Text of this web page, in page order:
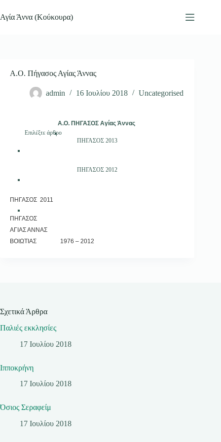
στο
περιεχόμενο
Αγία Άννα (Κούκουρα)
Α.Ο. Πήγασος Αγίας Άννας
admin 16 Ιουλίου 2018 Uncategorised
A.O. ΠΗΓΑΣΟΣ Αγίας Άννας
Επιλέξτε άρθρο
ΠΗΓΑΣΟΣ 2013
ΠΗΓΑΣΟΣ 2012
ΠΗΓΑΣΟΣ 2011
ΠΗΓΑΣΟΣ
ΑΓΙΑΣ ΑΝΝΑΣ
ΒΟΙΩΤΙΑΣ 1976 – 2012
Σχετικά Άρθρα
Παλιές εκκλησίες
17 Ιουλίου 2018
Ιπποκρήνη
17 Ιουλίου 2018
Όσιος Σεραφείμ
17 Ιουλίου 2018